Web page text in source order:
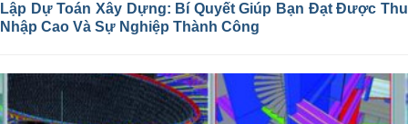
Lập Dự Toán Xây Dựng: Bí Quyết Giúp Bạn Đạt Được Thu
Nhập Cao Và Sự Nghiệp Thành Công